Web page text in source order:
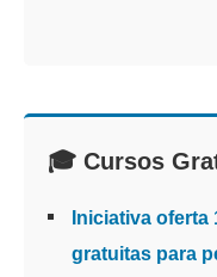
🎓 Cursos
Iniciativa oferta
gratuitas para